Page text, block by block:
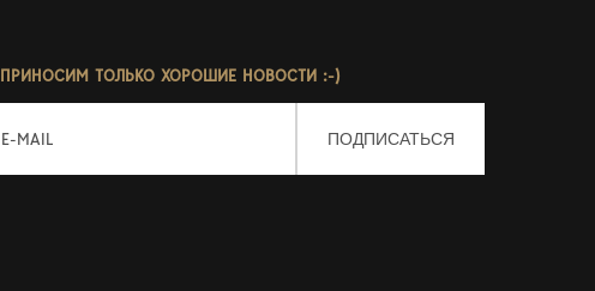
ПРИНОСИМ ТОЛЬКО ХОРОШИЕ НОВОСТИ :-)
E-MAIL